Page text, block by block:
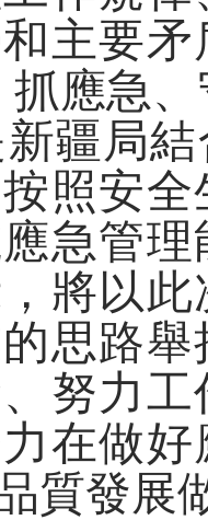
主要
抓應急
疆局結
照安
急管
將以
思路
努力
在做
質發展